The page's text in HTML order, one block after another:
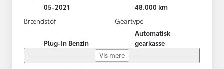
05-2021
48.000 km
Brændstof
Plug-In Benzin
Geartype
Automatisk
gearkasse
Vis mere